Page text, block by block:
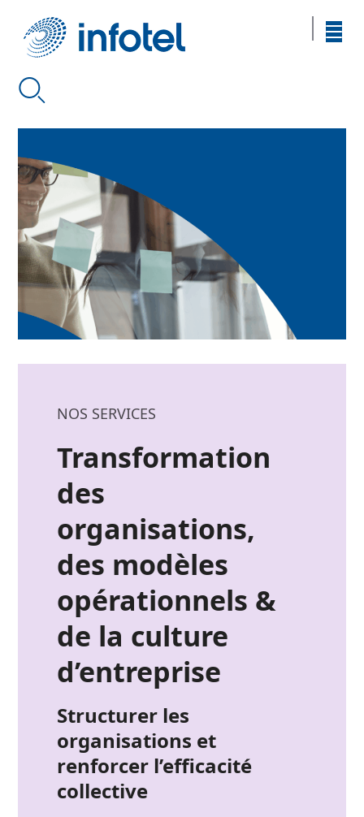
NOS SERVICES
Transformation
des
organisations,
des modèles
opérationnels &
de la culture
d’entreprise
Structurer les
organisations et
renforcer l’efficacité
collective